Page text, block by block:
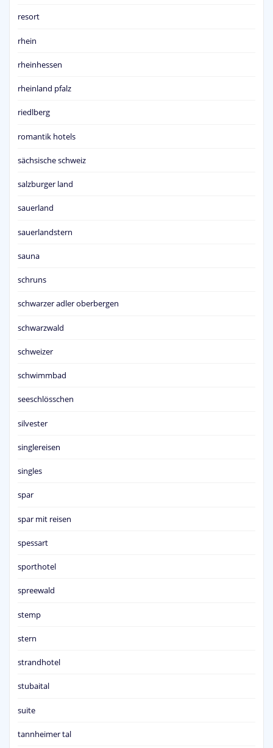
resort
rhein
rheinhessen
rheinland pfalz
riedlberg
romantik hotels
sächsische schweiz
salzburger land
sauerland
sauerlandstern
sauna
schruns
schwarzer adler oberbergen
schwarzwald
schweizer
schwimmbad
seeschlösschen
silvester
singlereisen
singles
spar
spar mit reisen
spessart
sporthotel
spreewald
stemp
stern
strandhotel
stubaital
suite
tannheimer tal